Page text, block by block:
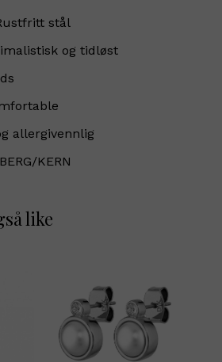
stål
og tidløst
allergivennlig
KERN
like